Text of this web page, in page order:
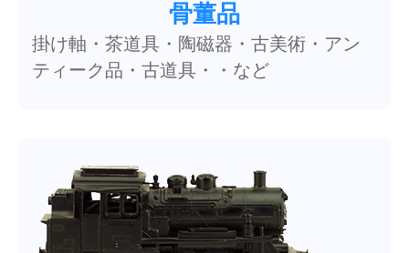
骨董品
掛け軸・茶道具・陶磁器・古美術・アン
ティーク品・古道具・・など